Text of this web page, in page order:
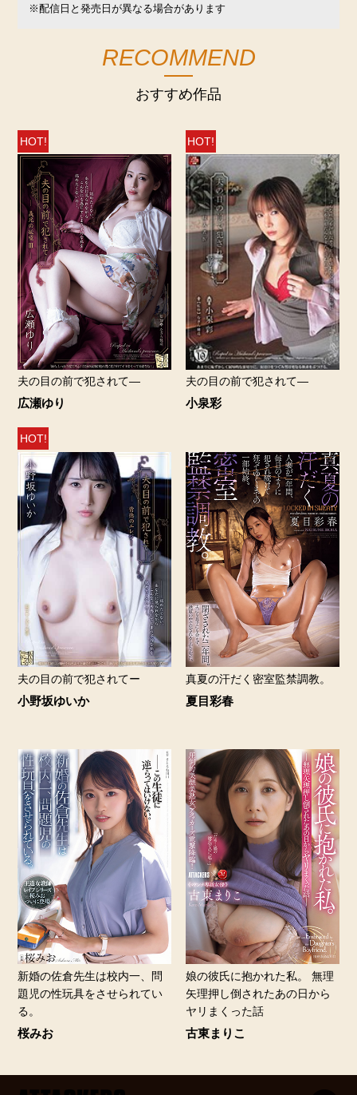
※配信日と発売日が異なる場合があります
RECOMMEND
おすすめ作品
HOT!
夫の目の前で犯されて―
広瀬ゆり
HOT!
夫の目の前で犯されて―
小泉彩
HOT!
夫の目の前で犯されてー
小野坂ゆいか
真夏の汗だく密室監禁調教。
夏目彩春
新婚の佐倉先生は校内一、問
題児の性玩具をさせられてい
る。
桜みお
娘の彼氏に抱かれた私。 無理
矢理押し倒されたあの日から
ヤリまくった話
古東まりこ